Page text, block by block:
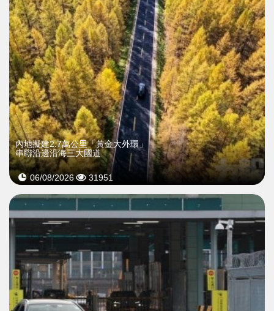
內地擬建2.7萬公里「黃金大外環」
串聯沿邊沿海三大國道
06/08/2026 31951